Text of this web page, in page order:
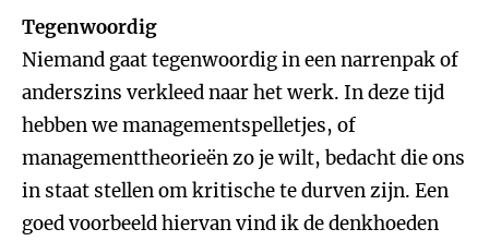
Tegenwoordig
Niemand gaat tegenwoordig in een narrenpak of
anderszins verkleed naar het werk. In deze tijd
hebben we managementspelletjes, of
managementtheorieën zo je wilt, bedacht die ons
in staat stellen om kritische te durven zijn. Een
goed voorbeeld hiervan vind ik de denkhoeden